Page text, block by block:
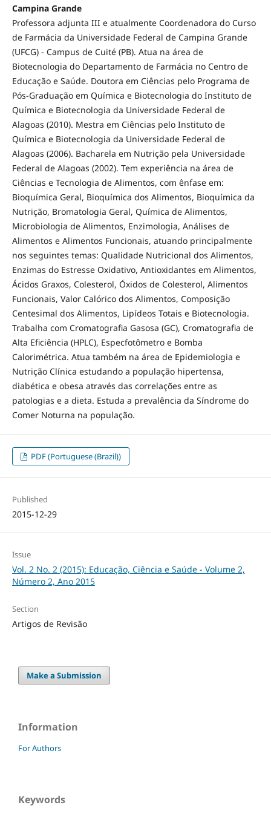
Campina Grande
Professora adjunta III e atualmente Coordenadora do Curso
de Farmácia da Universidade Federal de Campina Grande
(UFCG) - Campus de Cuité (PB). Atua na área de
Biotecnologia do Departamento de Farmácia no Centro de
Educação e Saúde. Doutora em Ciências pelo Programa de
Pós-Graduação em Química e Biotecnologia do Instituto de
Química e Biotecnologia da Universidade Federal de
Alagoas (2010). Mestra em Ciências pelo Instituto de
Química e Biotecnologia da Universidade Federal de
Alagoas (2006). Bacharela em Nutrição pela Universidade
Federal de Alagoas (2002). Tem experiência na área de
Ciências e Tecnologia de Alimentos, com ênfase em:
Bioquímica Geral, Bioquímica dos Alimentos, Bioquímica da
Nutrição, Bromatologia Geral, Química de Alimentos,
Microbiologia de Alimentos, Enzimologia, Análises de
Alimentos e Alimentos Funcionais, atuando principalmente
nos seguintes temas: Qualidade Nutricional dos Alimentos,
Enzimas do Estresse Oxidativo, Antioxidantes em Alimentos,
Ácidos Graxos, Colesterol, Óxidos de Colesterol, Alimentos
Funcionais, Valor Calórico dos Alimentos, Composição
Centesimal dos Alimentos, Lipídeos Totais e Biotecnologia.
Trabalha com Cromatografia Gasosa (GC), Cromatografia de
Alta Eficiência (HPLC), Especfotômetro e Bomba
Calorimétrica. Atua também na área de Epidemiologia e
Nutrição Clínica estudando a população hipertensa,
diabética e obesa através das correlações entre as
patologias e a dieta. Estuda a prevalência da Síndrome do
Comer Noturna na população.
PDF (Portuguese (Brazil))
Published
2015-12-29
Issue
Vol. 2 No. 2 (2015): Educação, Ciência e Saúde - Volume 2,
Número 2, Ano 2015
Section
Artigos de Revisão
Make a Submission
Information
For Authors
Keywords